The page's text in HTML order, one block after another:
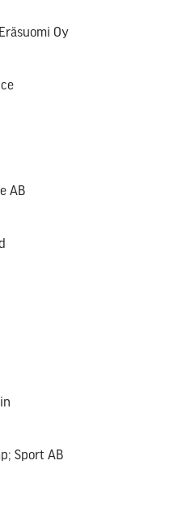
Oy
AB
Sport AB